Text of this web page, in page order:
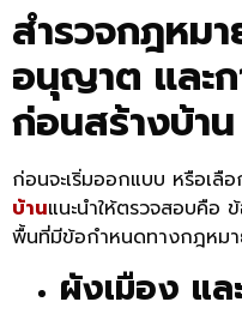
สำรวจกฎหม
อนุญาต และ
ก่อนสร้างบ้าน
ก่อนจะเริ่มออกแบบ หรือเลื
บ้านแนะนำให้ตรวจสอบคือ
พื้นที่มีข้อกำหนดทางกฎหม
ผังเมือง แล